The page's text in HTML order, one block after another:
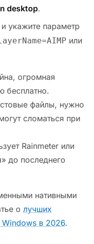
desktop.
укажите параметр
или
огромная
бесплатно.
файлы, нужно
сломаться при
Rainmeter или
до последнего
нативными
о лучших
Windows в 2026.